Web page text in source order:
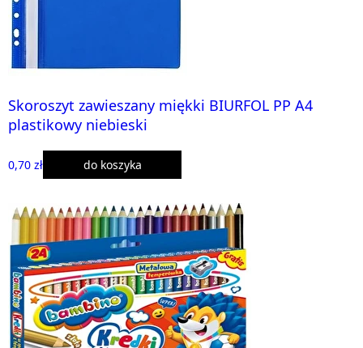
Skoroszyt zawieszany miękki BIURFOL PP A4
plastikowy niebieski
0,70 zł do koszyka